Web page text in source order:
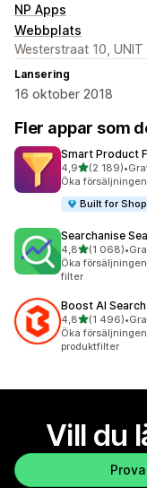
NP Apps
Webbplats
Westerstraat 10,
Lansering
16 oktober 2018
Fler appar som
Smart Product
4,9av 5 stjärnor
(2 189)
2189 •
Öka
Built for
Searchanise
4,8av 5 stjärnor
(1 068)
1068 •
Öka
filter
Boost AI
4,8av 5 stjärnor
(1 496)
1496 •
Öka
produktfilter
Vill du